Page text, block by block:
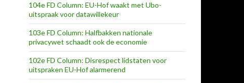
104e FD Column: EU-Hof waakt met Ubo-
uitspraak voor datawillekeur
103e FD Column: Halfbakken nationale
privacywet schaadt ook de economie
102e FD Column: Disrespect lidstaten voor
uitspraken EU-Hof alarmerend